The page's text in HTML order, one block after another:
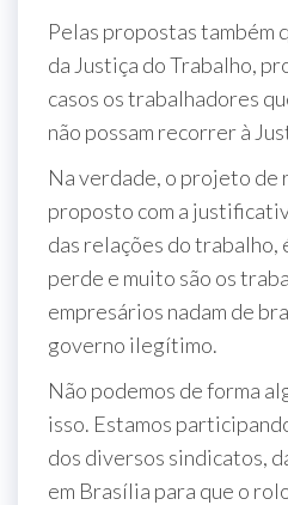
Pelas propostas também
da Justiça do Trabalho,
casos os trabalhadores
não possam recorrer à
Na verdade, o projeto
proposto com a
das relações do trabalho,
perde e muito são os
empresários nadam de
governo ilegítimo.
Não podemos de forma
isso. Estamos
dos diversos sindicatos,
em Brasília para que o